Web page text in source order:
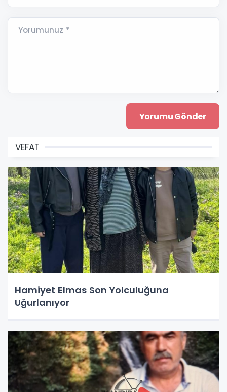
Yorumunuz *
VEFAT
Hamiyet Elmas Son Yolculuğuna
Uğurlanıyor